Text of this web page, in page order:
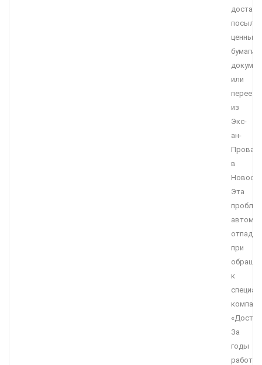
ценные
бумаги,
или
переезд
из
Экс-
ан-
Прованс
в
Эта
при
к
За
годы
работы